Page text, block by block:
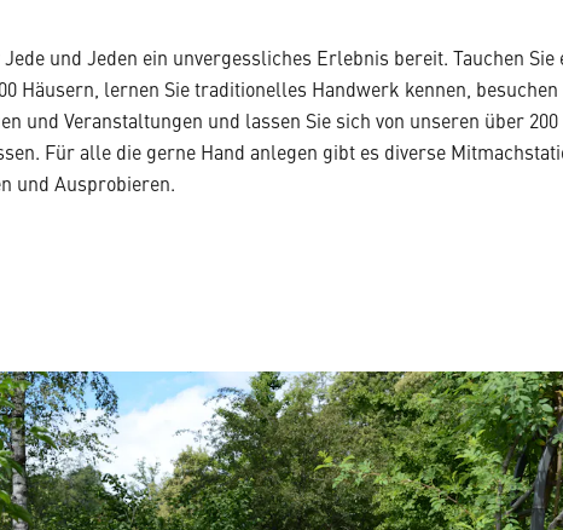
und Jeden ein unvergessliches Erlebnis bereit. Tauchen Sie
Häusern, lernen Sie traditionelles Handwerk kennen, besuchen
und Veranstaltungen und lassen Sie sich von unseren über 200
Für alle die gerne Hand anlegen gibt es diverse
und Ausprobieren.